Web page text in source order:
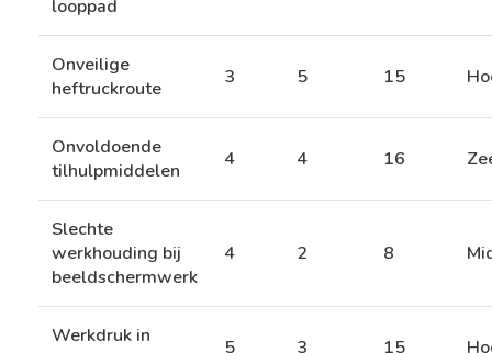
looppad
Onveilige
heftruckroute
3 5 15
Onvoldoende
tilhulpmiddelen
4 4 16
Slechte
werkhouding bij
beeldschermwerk
4 2 8
Werkdruk in
5 3 15